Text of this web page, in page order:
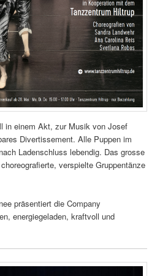
in einem Akt, zur Musik von Josef
Divertissement. Alle Puppen im
Ladenschluss lebendig. Das grosse
verspielte Gruppentänze
präsentiert die Company
energiegeladen, kraftvoll und